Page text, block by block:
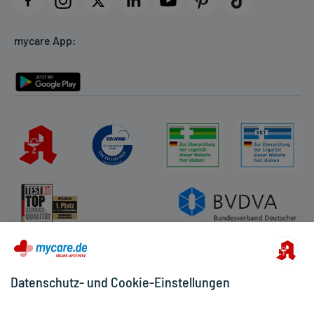
Rückgabe/Widerruf
mycare App:
Datenschutz- und Cookie-Einstellungen